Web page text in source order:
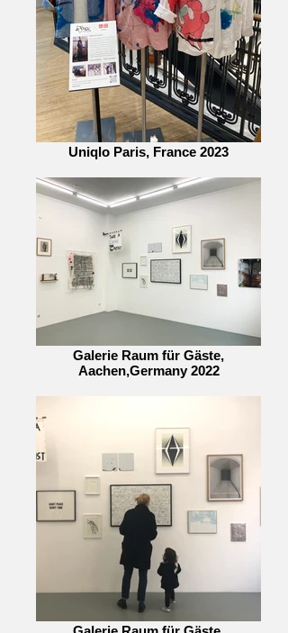
Uniqlo Paris, France 2023
Galerie Raum für Gäste,
Aachen,Germany 2022